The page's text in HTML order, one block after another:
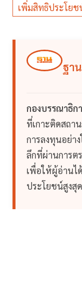
เพิ่มสิทธิประโยช
ฐา
กองบรรณาธิก
ที่เกาะติดสถา
การลงทุนอย่า
ลึกที่ผ่านการต
เพื่อให้ผู้อ่านไ
ประโยชน์สูงสุ